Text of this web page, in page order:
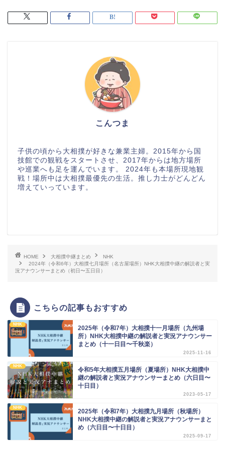
こんつま
子供の頃から大相撲が好きな兼業主婦。2015年から国
技館での観戦をスタートさせ、2017年からは地方場所
や巡業へも足を運んでいます。 2024年も本場所現地観
戦！場所中は大相撲最優先の生活。推し力士がどんどん
増えていっています。
HOME 大相撲中継まとめ
NHK
2024年（令和6年）大相撲七月場所（名古屋場所）NHK大相撲中継の解説者と実
況アナウンサーまとめ（初日〜五日目）
こちらの記事もおすすめ
NHK
2025年（令和7年）大相撲十一月場所（九州場
所）NHK大相撲中継の解説者と実況アナウンサー
まとめ（十一日目〜千秋楽）
2025-11-16
NHK
令和5年大相撲五月場所（夏場所）NHK大相撲中
継の解説者と実況アナウンサーまとめ（六日目〜
十日目）
2023-05-17
NHK
2025年（令和7年）大相撲九月場所（秋場所）
NHK大相撲中継の解説者と実況アナウンサーまと
め（六日目〜十日目）
2025-09-17